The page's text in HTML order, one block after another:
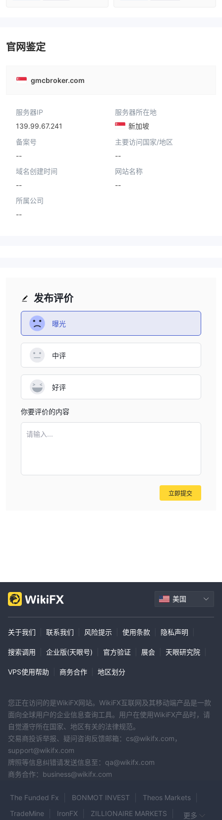
官网鉴定
gmcbroker.com
服务器IP
139.99.67.241
服务器所在地
新加坡
备案号
--
主要访问国家/地区
--
域名创建时间
--
网站名称
--
所属公司
--
发布评价
曝光
中评
好评
你要评价的内容
请输入...
立即提交
美国
关于我们 联系我们 风险提示 使用条款 隐私声明
搜索调用 企业版(天眼号) 官方验证 展会 天眼研究院
VPS使用帮助 商务合作 地区划分
您正在访问的是WikiFX网站。WikiFX互联网及其移动端产品是一款
面向全球用户的企业信息查询工具。用户在使用WikiFX产品时，请
自觉遵守所在国家、地区有关的法律规范。
交易商投诉举报、疑问咨询反馈邮箱：cs@wikifx.com，
support@wikifx.com
牌照等信息纠错请发送信息至：qa@wikifx.com
商务合作：business@wikifx.com
The Funded Fx BONMOT INVEST
Theos Markets
TradeMine
IronFX ZILLIONAIRE MARKETS 更多